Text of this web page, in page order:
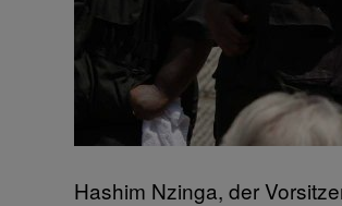
Hashim Nzinga, der